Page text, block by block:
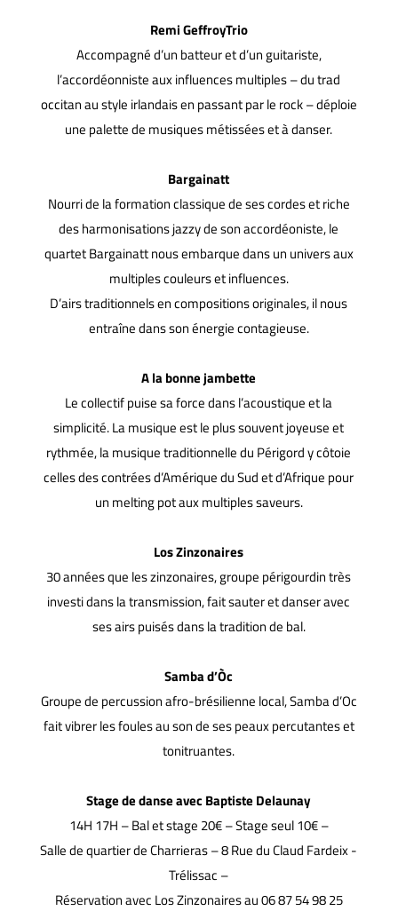
Remi GeffroyTrio
Accompagné d’un batteur et d’un guitariste,
l’accordéonniste aux influences multiples – du trad
occitan au style irlandais en passant par le rock – déploie
une palette de musiques métissées et à danser.
Bargainatt
Nourri de la formation classique de ses cordes et riche
des harmonisations jazzy de son accordéoniste, le
quartet Bargainatt nous embarque dans un univers aux
multiples couleurs et influences.
D’airs traditionnels en compositions originales, il nous
entraîne dans son énergie contagieuse.
A la bonne jambette
Le collectif puise sa force dans l’acoustique et la
simplicité. La musique est le plus souvent joyeuse et
rythmée, la musique traditionnelle du Périgord y côtoie
celles des contrées d’Amérique du Sud et d’Afrique pour
un melting pot aux multiples saveurs.
Los Zinzonaires
30 années que les zinzonaires, groupe périgourdin très
investi dans la transmission, fait sauter et danser avec
ses airs puisés dans la tradition de bal.
Samba d’Òc
Groupe de percussion afro-brésilienne local, Samba d’Oc
fait vibrer les foules au son de ses peaux percutantes et
tonitruantes.
Stage de danse avec Baptiste Delaunay
14H 17H – Bal et stage 20€ – Stage seul 10€ –
Salle de quartier de Charrieras – 8 Rue du Claud Fardeix -
Trélissac –
Réservation avec Los Zinzonaires au 06 87 54 98 25